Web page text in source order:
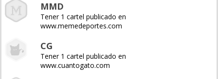
MMD
Tener 1 cartel publicado en
www.memedeportes.com
CG
Tener 1 cartel publicado en
www.cuantogato.com